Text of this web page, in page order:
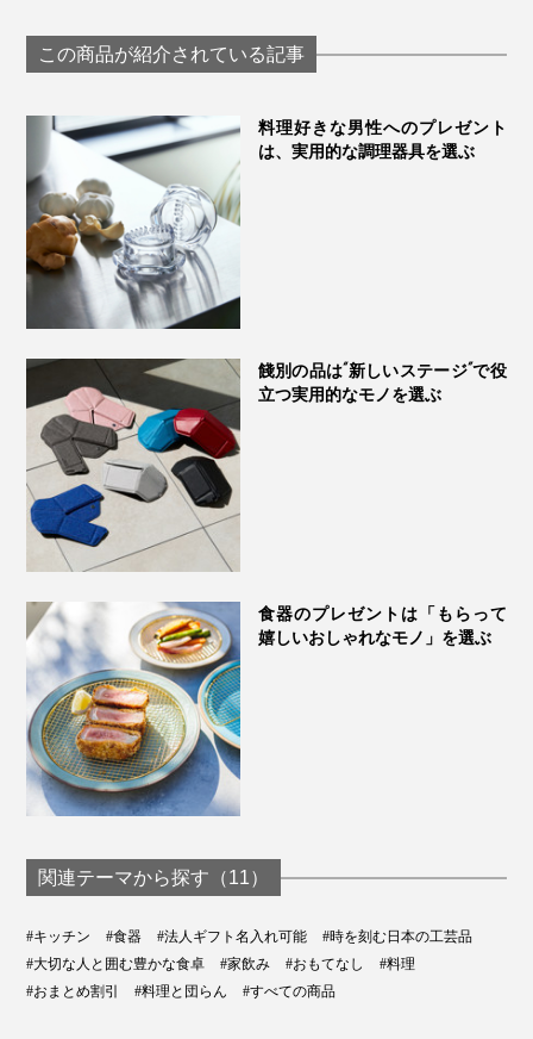
KIKIME
この商品が紹介されている記事
料理好きな男性へのプレゼント
は、実用的な調理器具を選ぶ
餞別の品は“新しいステージ”で役
立つ実用的なモノを選ぶ
食器のプレゼントは「もらって
嬉しいおしゃれなモノ」を選ぶ
関連テーマから探す（11）
#キッチン #食器 #法人ギフト名入れ可能
#時を刻む日本の工芸品
#大切な人と囲む豊かな食卓
#家飲み #おもてなし
#料理
#おまとめ割引
#料理と団らん #すべての商品